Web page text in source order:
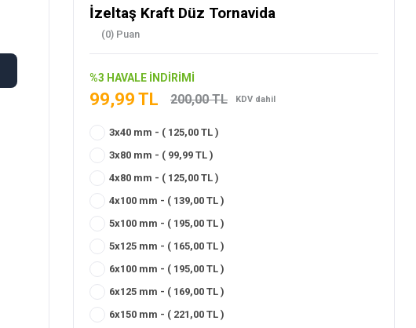
İzeltaş Kraft Düz Tornavida
(0) Puan
%3 HAVALE İNDİRİMİ
99,99 TL 200,00 TL KDV dahil
3x40 mm - ( 125,00 TL )
3x80 mm - ( 99,99 TL )
4x80 mm - ( 125,00 TL )
4x100 mm - ( 139,00 TL )
5x100 mm - ( 195,00 TL )
5x125 mm - ( 165,00 TL )
6x100 mm - ( 195,00 TL )
6x125 mm - ( 169,00 TL )
6x150 mm - ( 221,00 TL )